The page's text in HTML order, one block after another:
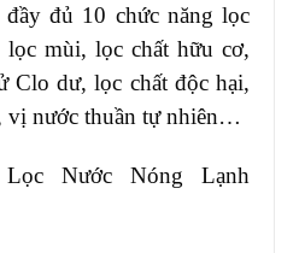
đủ 10 chức năng lọc
lọc mùi, lọc chất hữu cơ,
Clo dư, lọc chất độc hại,
vị nước thuần tự nhiên…